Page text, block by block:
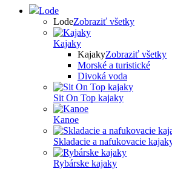
Lode
LodeZobraziť všetky
Kajaky
KajakyZobraziť všetky
Morské a turistické
Divoká voda
Sit On Top kajaky
Kanoe
Skladacie a nafukovacie
Rybárske kajaky